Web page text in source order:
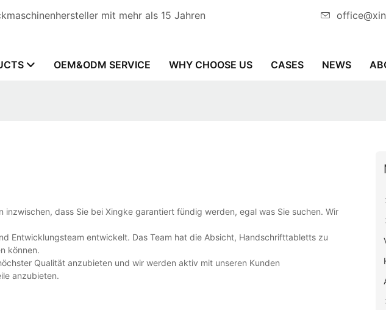
mit mehr als 15 Jahren
OEM&ODM SERVICE WHY CHOOSE US CASES NEWS
inzwischen, dass Sie bei Xingke garantiert fündig werden, egal was Sie suchen. Wir
Entwicklungsteam entwickelt. Das Team hat die Absicht, Handschrifttabletts zu
können.
Qualität anzubieten und wir werden aktiv mit unseren Kunden
anzubieten.